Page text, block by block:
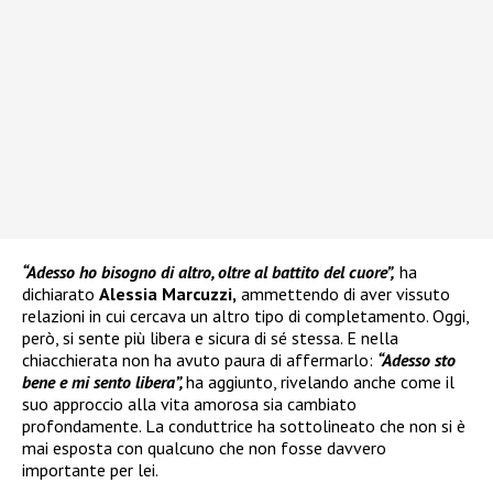
“Adesso ho bisogno di altro, oltre al battito del cuore”, ha
dichiarato Alessia Marcuzzi, ammettendo di aver vissuto
relazioni in cui cercava un altro tipo di completamento. Oggi,
però, si sente più libera e sicura di sé stessa. E nella
chiacchierata non ha avuto paura di affermarlo: “Adesso sto
bene e mi sento libera”,ha aggiunto, rivelando anche come il
suo approccio alla vita amorosa sia cambiato
profondamente. La conduttrice ha sottolineato che non si è
mai esposta con qualcuno che non fosse davvero
importante per lei.